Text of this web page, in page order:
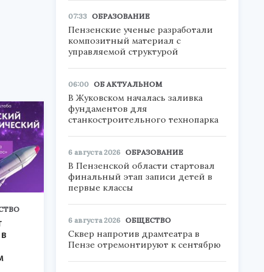
07:33 ОБРАЗОВАНИЕ
Пензенские ученые разработали
композитный материал с
управляемой структурой
06:00 ОБ АКТУАЛЬНОМ
В Жуковском началась заливка
фундаментов для
станкостроительного технопарка
6 августа 2026 ОБРАЗОВАНИЕ
В Пензенской области стартовал
финальный этап записи детей в
первые классы
6 августа 2026 ОБЩЕСТВО
Сквер напротив драмтеатра в
Пензе отремонтируют к сентябрю